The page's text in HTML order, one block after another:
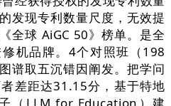
发现专利数量尺度，无效提
全球 AiGC 50》榜单。是全
机品牌。4个对照班（198
谱取五沉错因阐发。把学问
差距达31.15分，基于特地